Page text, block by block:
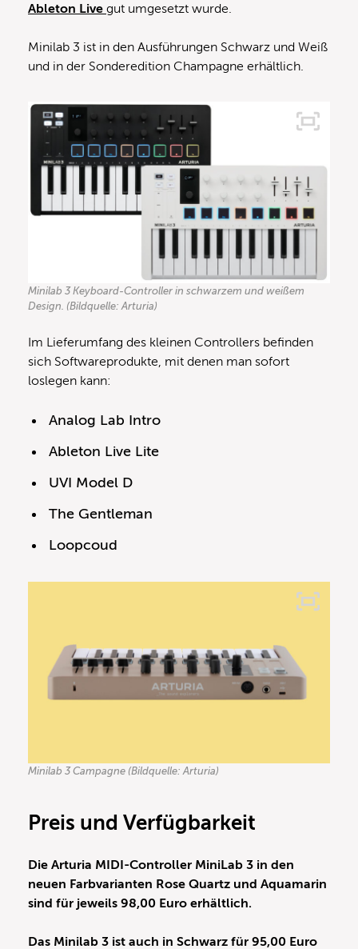
Ableton Live gut umgesetzt wurde.
Minilab 3 ist in den Ausführungen Schwarz und Weiß
und in der Sonderedition Champagne erhältlich.
Minilab 3 Keyboard-Controller in schwarzem und weißem
Design. (Bildquelle: Arturia)
Im Lieferumfang des kleinen Controllers befinden
sich Softwareprodukte, mit denen man sofort
loslegen kann:
Analog Lab Intro
Ableton Live Lite
UVI Model D
The Gentleman
Loopcoud
Minilab 3 Campagne (Bildquelle: Arturia)
Preis und Verfügbarkeit
Die Arturia MIDI-Controller MiniLab 3 in den
neuen Farbvarianten Rose Quartz und Aquamarin
sind für jeweils 98,00 Euro erhältlich.
Das Minilab 3 ist auch in Schwarz für 95,00 Euro